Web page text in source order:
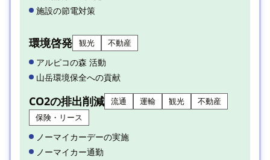
施設の節電対策
環境啓発 観光 不動産
アルピコの森 活動
山岳環境保全への貢献
CO2の排出削減 流通 運輸 観光
不動産
保険・リース
ノーマイカーデーの実施
ノーマイカー通勤